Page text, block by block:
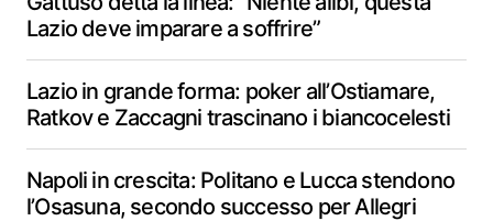
Lazio deve imparare a soffrire”
Lazio in grande forma: poker all’Ostiamare,
Ratkov e Zaccagni trascinano i biancocelesti
Napoli in crescita: Politano e Lucca stendono
l’Osasuna, secondo successo per Allegri